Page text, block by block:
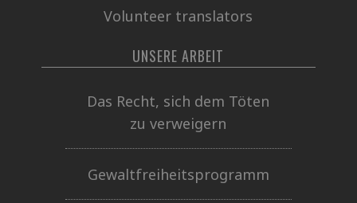
Volunteer translators
UNSERE ARBEIT
Das Recht, sich dem Töten
zu verweigern
Gewaltfreiheitsprogramm